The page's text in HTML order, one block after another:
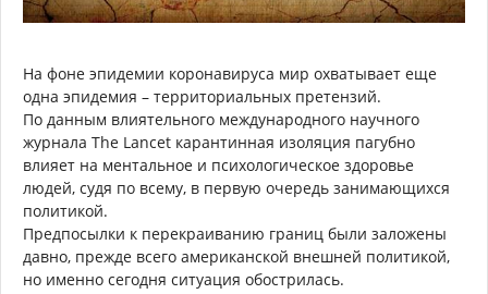
На фоне эпидемии коронавируса мир охватывает еще
одна эпидемия – территориальных претензий.
По данным влиятельного международного научного
журнала The Lancet карантинная изоляция пагубно
влияет на ментальное и психологическое здоровье
людей, судя по всему, в первую очередь занимающихся
политикой.
Предпосылки к перекраиванию границ были заложены
давно, прежде всего американской внешней политикой,
но именно сегодня ситуация обострилась.